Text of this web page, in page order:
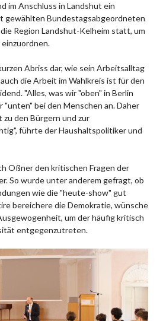
im Anschluss in Landshut ein
gewählten Bundestagsabgeordneten
Region Landshut-Kelheim statt, um
Abriss dar, wie sein Arbeitsalltag
die Arbeit im Wahlkreis ist für den
"Alles, was wir "oben" in Berlin
"unten" bei den Menschen an. Daher
den Bürgern und zur
führte der Haushaltspolitiker und
Oßner den kritischen Fragen der
So wurde unter anderem gefragt, ob
wie die "heute-show" gut
bereichere die Demokratie, wünsche
um der häufig kritisch
entgegenzutreten.